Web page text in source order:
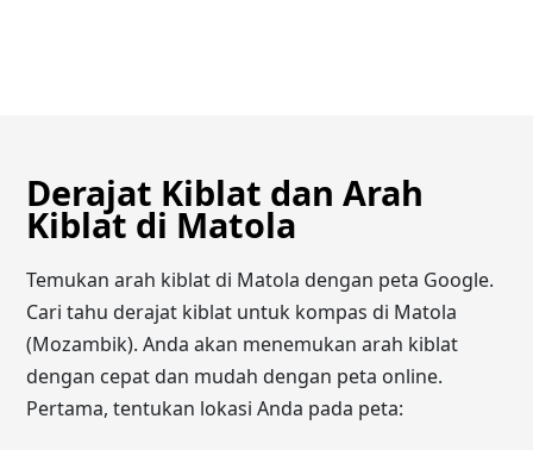
Derajat Kiblat dan Arah
Kiblat di Matola
Temukan arah kiblat di Matola dengan peta Google.
Cari tahu derajat kiblat untuk kompas di Matola
(Mozambik). Anda akan menemukan arah kiblat
dengan cepat dan mudah dengan peta online.
Pertama, tentukan lokasi Anda pada peta: